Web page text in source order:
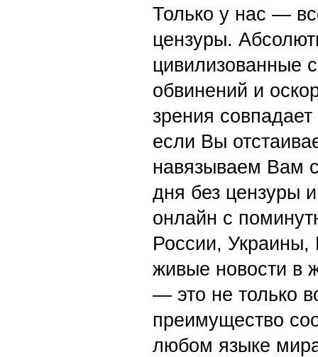
Только у нас —
цензуры.
цивилизованные
обвинений и
зрения
если Вы
навязываем Вам
дня без цензуры
онлайн с
России,
живые новости в
— это не только
преимущество
любом языке